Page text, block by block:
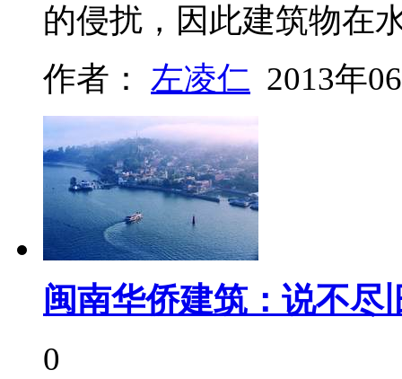
的侵扰，因此建筑物
作者： 左凌仁 2013年
闽南华侨建筑：说不尽
0